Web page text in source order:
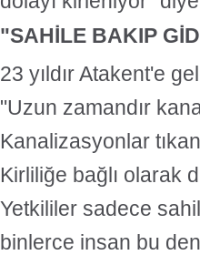
"SAHİLE BAKIP
23 yıldır Atakent'e
"Uzun zamandır
Kanalizasyonlar
Kirliliğe bağlı olarak
Yetkililer sadece
binlerce insan bu